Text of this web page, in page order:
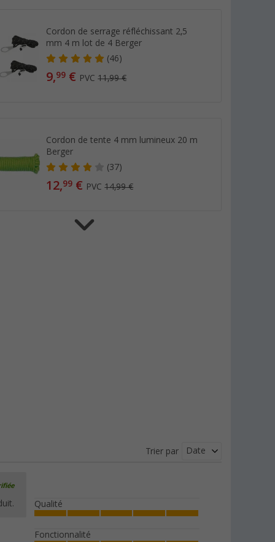
Cordon de serrage réfléchissant 2,5
mm 4 m lot de 4 Berger
(46)
9,99 € PVC11,99 €
Cordon de tente 4 mm lumineux 20 m
Berger
(37)
12,99 € PVC14,99 €
Trier par Date
Qualité
Fonctionnalité